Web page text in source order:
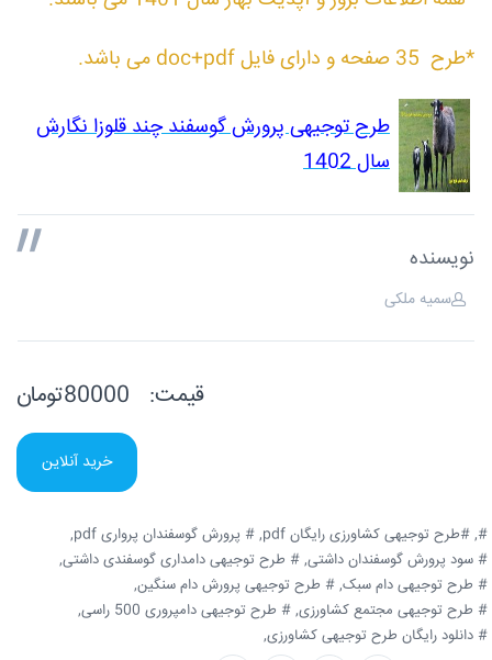
*طرح 35 صفحه و دارای فایل doc+pdf می باشد.
طرح توجیهی پرورش گوسفند چند قلوزا نگارش
سال 1402
نویسنده
سمیه ملکی
قیمت:
خرید آنلاین
#, #طرح توجیهی کشاورزی رایگان pdf,
# پرورش گوسفندان پرواری pdf,
# سود پرورش گوسفندان داشتی, # طرح توجیهی دامداری گوسفندی داشتی,
# طرح توجیهی دام سبک, # طرح توجیهی پرورش دام سنگین,
# طرح توجیهی مجتمع کشاورزی, # طرح توجیهی دامپروری 500 راسی,
# دانلود رایگان طرح توجیهی کشاورزی,